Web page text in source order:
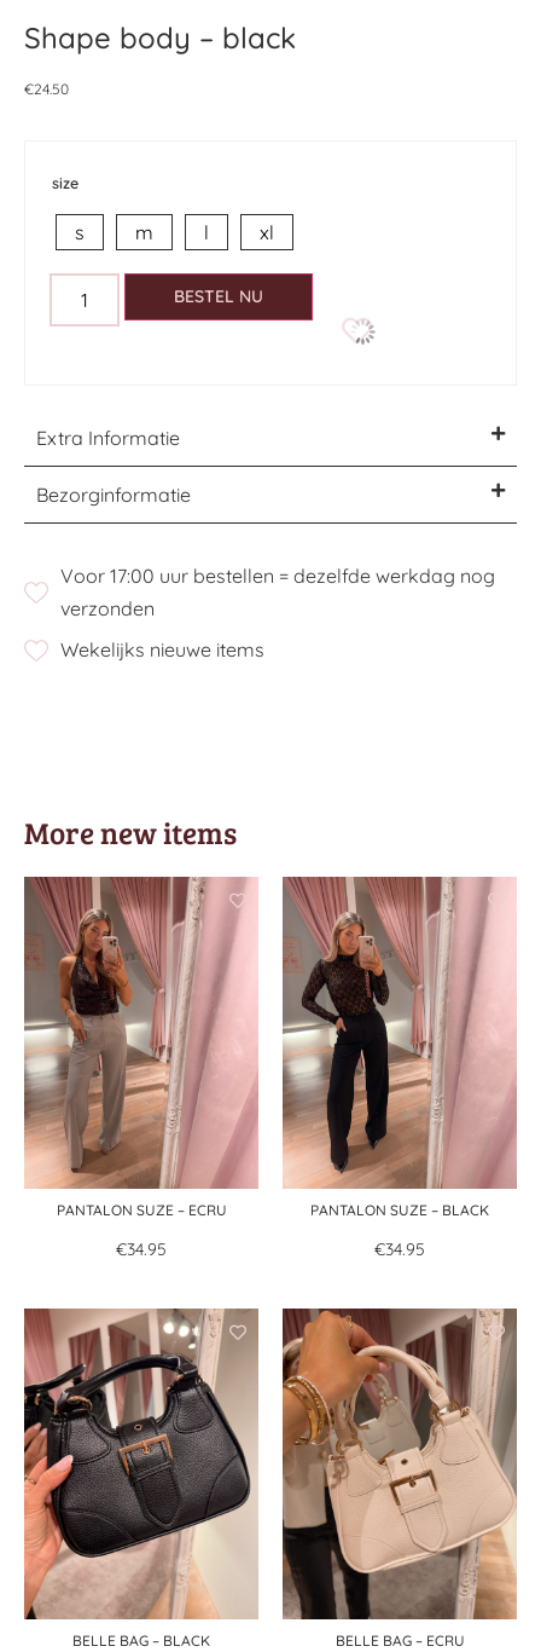
Shape body – black
€24.50
size
s m l xl
BESTEL NU
Extra Informatie
Bezorginformatie
Voor 17:00 uur bestellen = dezelfde werkdag nog
verzonden
Wekelijks nieuwe items
More new items
PANTALON SUZE – ECRU
€34.95
PANTALON SUZE – BLACK
€34.95
BELLE BAG – BLACK BELLE BAG – ECRU